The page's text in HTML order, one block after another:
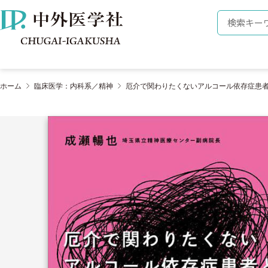
株式会社 中外医学社 検索キーワ
ホーム 臨床医学：内科系／精神 厄介で関わりたくないアルコール依存症患